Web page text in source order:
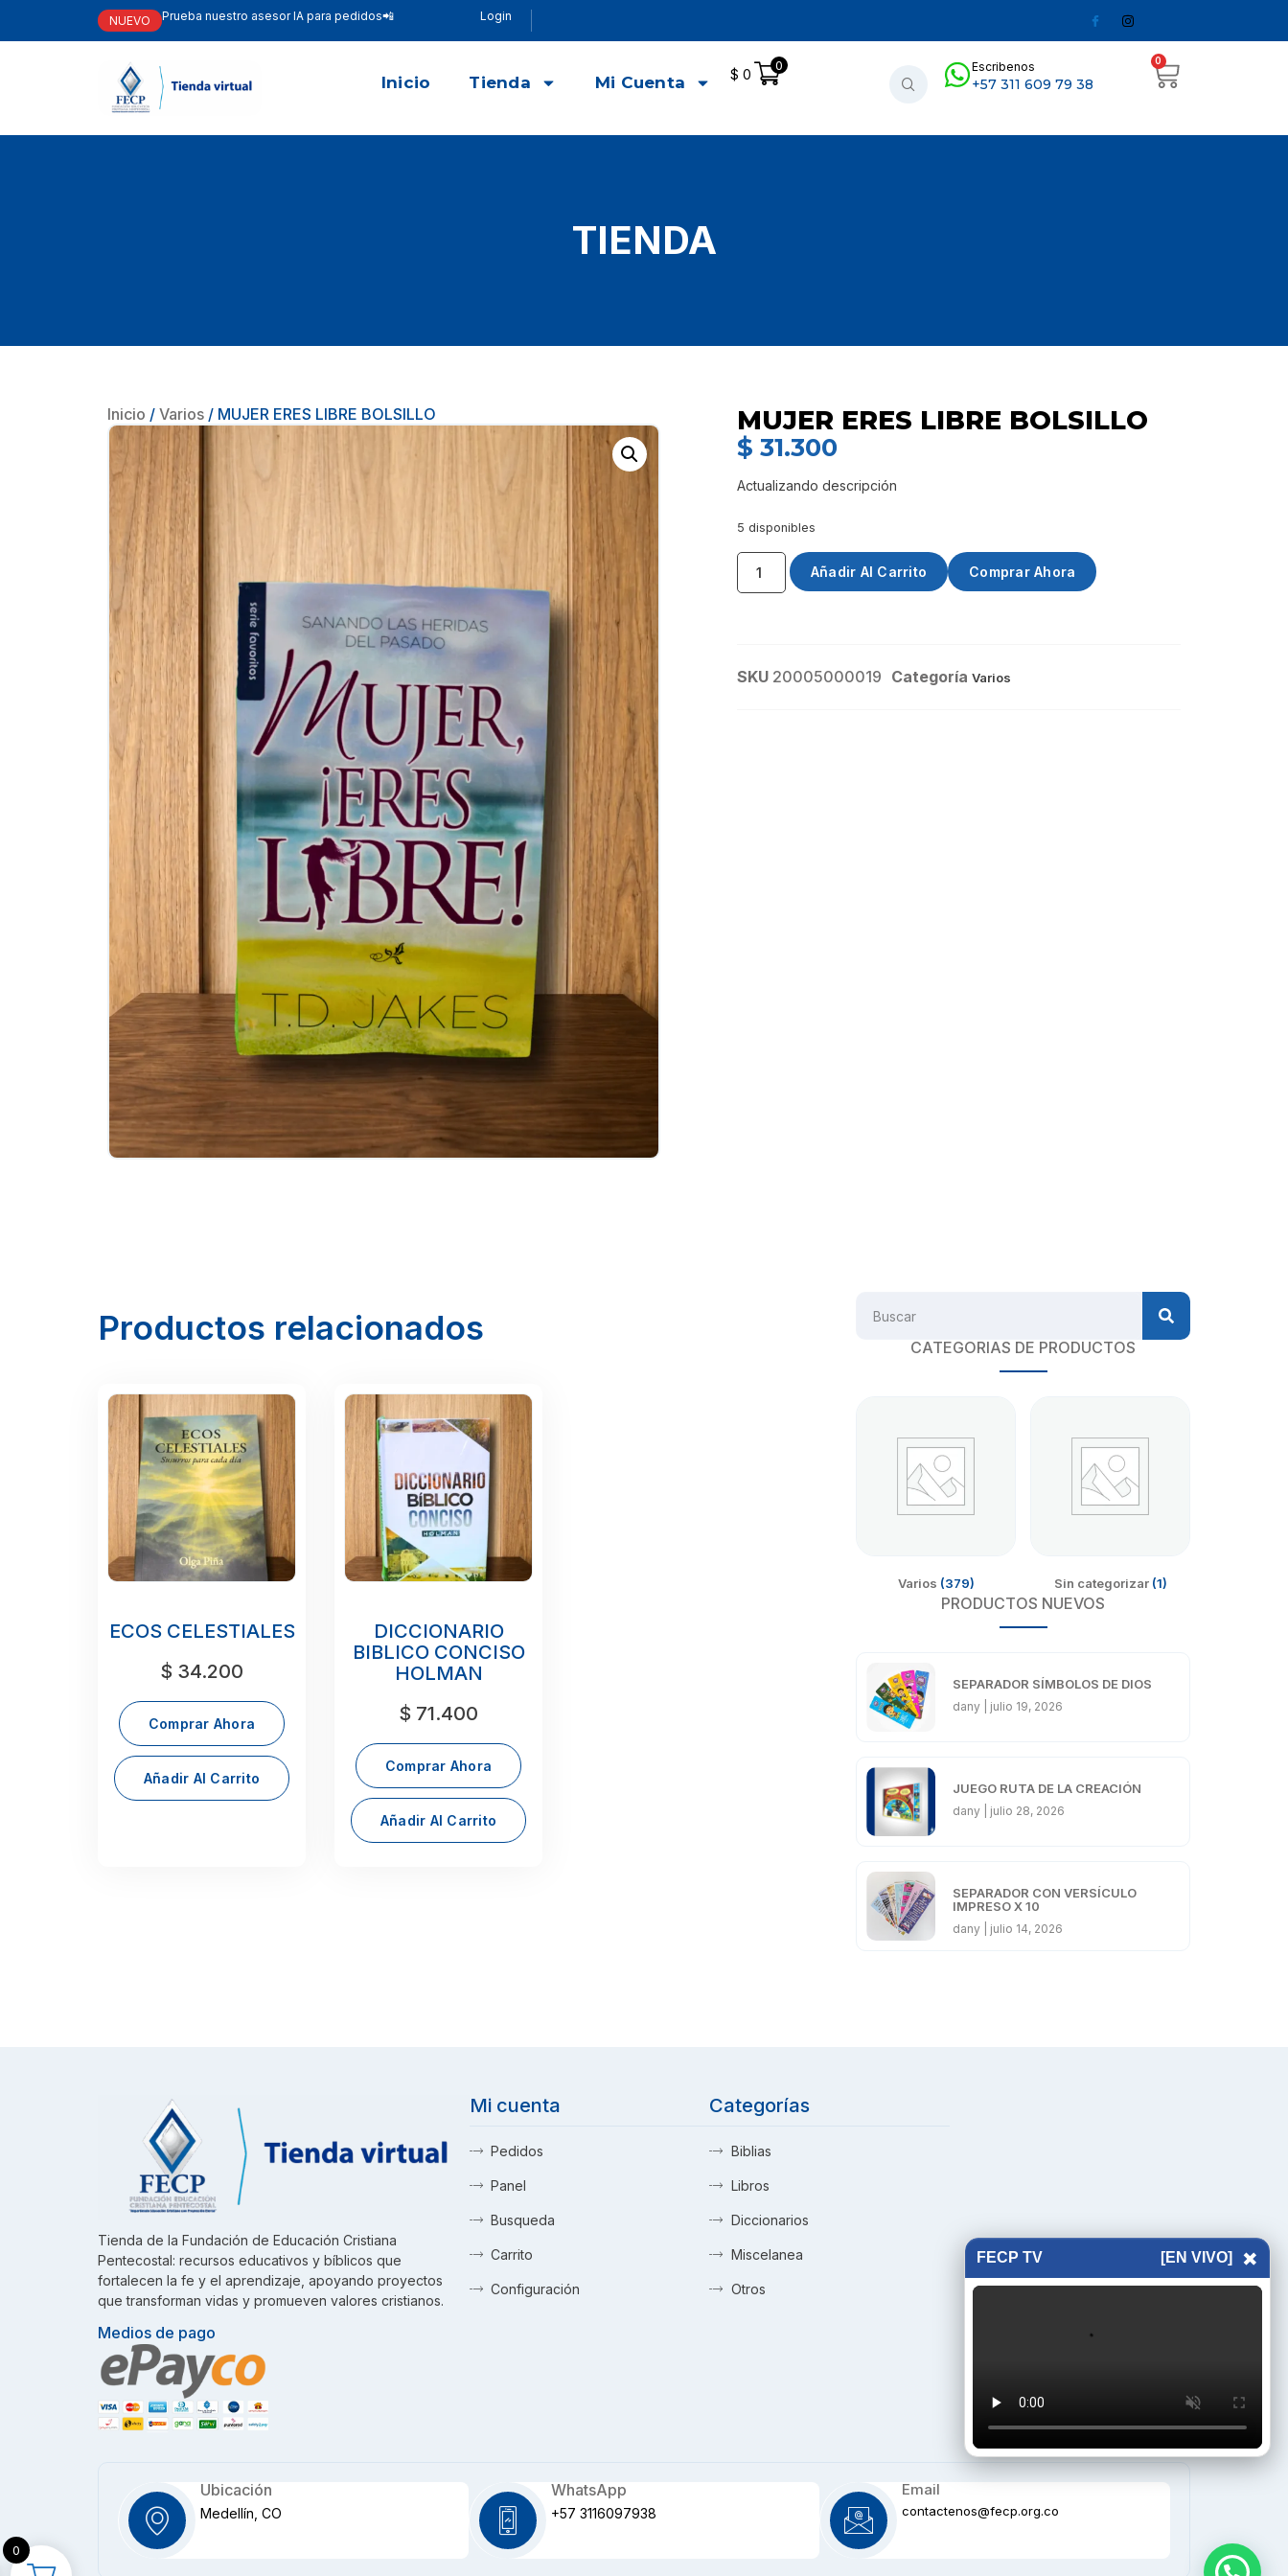
FECP TV [EN VIVO] ×
NUEVO Prueba nuestro asesor IA para pedidos📲 Login
Inicio Tienda Mi Cuenta $ 0
0 Escribenos
+57 311 609 79 38
0
TIENDA
Inicio / Varios / MUJER ERES LIBRE BOLSILLO MUJER ERES LIBRE BOLSILLO
$ 31.300
Actualizando descripción
5 disponibles
Añadir Al Carrito Comprar Ahora
SKU 20005000019 Categoría Varios
Productos relacionados
ECOS CELESTIALES
$ 34.200
Comprar Ahora
Añadir Al Carrito
DICCIONARIO
BIBLICO CONCISO
HOLMAN
$ 71.400
Comprar Ahora
Añadir Al Carrito
CATEGORIAS DE PRODUCTOS
Varios (379) Sin categorizar (1)
PRODUCTOS NUEVOS
SEPARADOR SÍMBOLOS DE DIOS
dany julio 19, 2026
JUEGO RUTA DE LA CREACIÓN
dany julio 28, 2026
SEPARADOR CON VERSÍCULO
IMPRESO X 10
dany julio 14, 2026
Tienda de la Fundación de Educación Cristiana
Pentecostal: recursos educativos y bíblicos que
fortalecen la fe y el aprendizaje, apoyando proyectos
que transforman vidas y promueven valores cristianos.
Medios de pago
Mi cuenta
Pedidos
Panel
Busqueda
Carrito
Configuración
Categorías
Biblias
Libros
Diccionarios
Miscelanea
Otros
Ubicación
Medellín, CO
WhatsApp
+57 3116097938
Email
contactenos@fecp.org.co
0